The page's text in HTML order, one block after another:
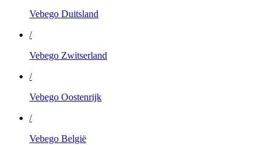
Vebego Duitsland
/
Vebego Zwitserland
/
Vebego Oostenrijk
/
Vebego België